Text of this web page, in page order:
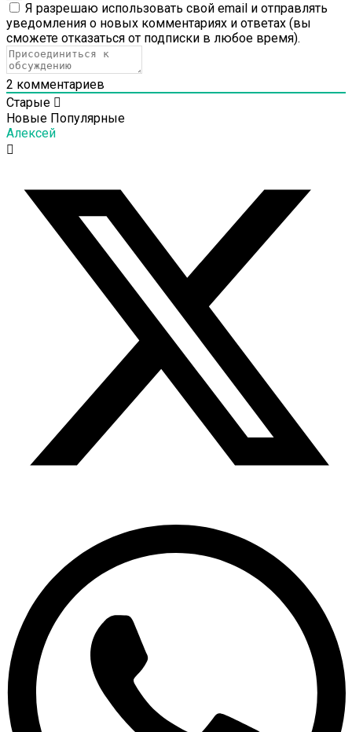
Я разрешаю использовать свой email и отправлять
уведомления о новых комментариях и ответах (вы
cможете отказаться от подписки в любое время).
2 комментариев
Старые
Новые Популярные
Алексей